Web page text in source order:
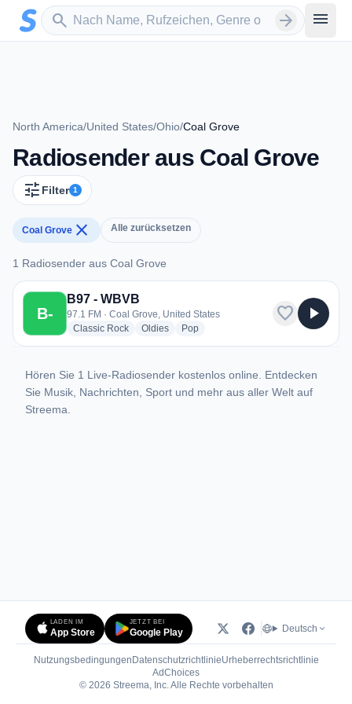
Zum Hauptinhalt springen
search
Sender suchen arrow_forward menu
North America/United States/Ohio/Coal Grove
Radiosender aus Coal Grove
tune Filter 1
Coal Grove close Alle zurücksetzen
1 Radiosender aus Coal Grove
1 Radiosender aus Coal Grove
B-
B97 - WBVB
97.1 FM · Coal Grove, United States
Classic Rockradio stations
Oldiesradio stations
Popradio stations
favorite play_arrow
Hören Sie 1 Live-Radiosender kostenlos online. Entdecken
Sie Musik, Nachrichten, Sport und mehr aus aller Welt auf
Streema.
LADEN IM
App Store
JETZT BEI
Google Play Deutsch
Nutzungsbedingungen DatenschutzrichtlinieUrheberrechtsrichtlinie
AdChoices(öffnet in neuem Tab)
© 2026 Streema, Inc. Alle Rechte vorbehalten